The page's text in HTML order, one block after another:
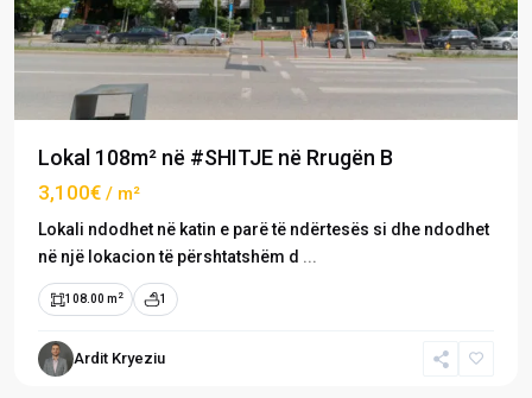
Lokal 108m² në #SHITJE në Rrugën B
3,100€ / m²
Lokali ndodhet në katin e parë të ndërtesës si dhe ndodhet
në një lokacion të përshtatshëm d ...
108.00 m 2 1
Ardit Kryeziu